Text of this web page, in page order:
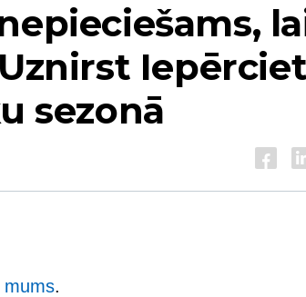
Uznirst
sezonā
mums.